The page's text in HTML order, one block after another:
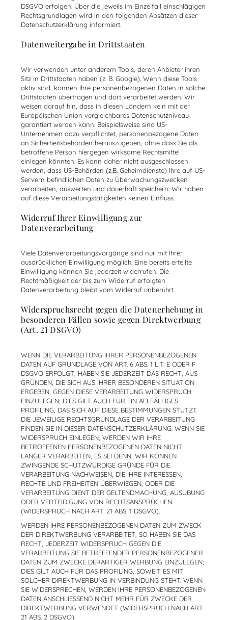
DSGVO erfolgen. Über die jeweils im Einzelfall einschlägigen
Rechtsgrundlagen wird in den folgenden Absätzen dieser
Datenschutzerklärung informiert.
Datenweitergabe in Drittstaaten
Wir verwenden unter anderem Tools, deren Anbieter ihren
Sitz in Drittstaaten haben (z. B. Google). Wenn diese Tools
aktiv sind, können Ihre personenbezogenen Daten in solche
Drittstaaten übertragen und dort verarbeitet werden. Wir
weisen darauf hin, dass in diesen Ländern kein mit der
Europäischen Union vergleichbares Datenschutzniveau
garantiert werden kann. Beispielsweise sind US-
Unternehmen dazu verpflichtet, personenbezogene Daten
an Sicherheitsbehörden herauszugeben, ohne dass Sie als
betroffene Person hiergegen wirksame Rechtsmittel
einlegen könnten. Es kann daher nicht ausgeschlossen
werden, dass US-Behörden (z.B. Geheimdienste) Ihre auf US-
Servern befindlichen Daten zu Überwachungszwecken
verarbeiten, auswerten und dauerhaft speichern. Wir haben
auf diese Verarbeitungstätigkeiten keinen Einfluss.
Widerruf Ihrer Einwilligung zur
Datenverarbeitung
Viele Datenverarbeitungsvorgänge sind nur mit Ihrer
ausdrücklichen Einwilligung möglich. Eine bereits erteilte
Einwilligung können Sie jederzeit widerrufen. Die
Rechtmäßigkeit der bis zum Widerruf erfolgten
Datenverarbeitung bleibt vom Widerruf unberührt.
Widerspruchsrecht gegen die Datenerhebung in
besonderen Fällen sowie gegen Direktwerbung
(Art. 21 DSGVO)
WENN DIE VERARBEITUNG IHRER PERSONENBEZOGENEN
DATEN AUF GRUNDLAGE VON ART. 6 ABS. 1 LIT. E ODER F
DSGVO ERFOLGT, HABEN SIE JEDERZEIT DAS RECHT, AUS
GRÜNDEN, DIE SICH AUS IHRER BESONDEREN SITUATION
ERGEBEN, GEGEN DIESE VERARBEITUNG WIDERSPRUCH
EINZULEGEN; DIES GILT AUCH FÜR EIN ALLFÄLLIGES
PROFILING, DAS SICH AUF DIESE BESTIMMUNGEN STÜTZT.
DIE JEWEILIGE RECHTSGRUNDLAGE DER VERARBEITUNG
FINDEN SIE IN DIESER DATENSCHUTZERKLÄRUNG. WENN SIE
WIDERSPRUCH EINLEGEN, WERDEN WIR IHRE
BETROFFENEN PERSONENBEZOGENEN DATEN NICHT
LÄNGER VERARBEITEN, ES SEI DENN, WIR KÖNNEN
ZWINGENDE SCHUTZWÜRDIGE GRÜNDE FÜR DIE
VERARBEITUNG NACHWEISEN, DIE IHRE INTERESSEN,
RECHTE UND FREIHEITEN ÜBERWIEGEN, ODER DIE
VERARBEITUNG DIENT DER GELTENDMACHUNG, AUSÜBUNG
ODER VERTEIDIGUNG VON RECHTSANSPRÜCHEN
(WIDERSPRUCH NACH ART. 21 ABS. 1 DSGVO).
WERDEN IHRE PERSONENBEZOGENEN DATEN ZUM ZWECK
DER DIREKTWERBUNG VERARBEITET, SO HABEN SIE DAS
RECHT, JEDERZEIT WIDERSPRUCH GEGEN DIE
VERARBEITUNG SIE BETREFFENDER PERSONENBEZOGENER
DATEN ZUM ZWECKE DERARTIGER WERBUNG EINZULEGEN;
DIES GILT AUCH FÜR DAS PROFILING, SOWEIT ES MIT
SOLCHER DIREKTWERBUNG IN VERBINDUNG STEHT. WENN
SIE WIDERSPRECHEN, WERDEN IHRE PERSONENBEZOGENEN
DATEN ANSCHLIESSEND NICHT MEHR FÜR ZWECKE DER
DIREKTWERBUNG VERWENDET (WIDERSPRUCH NACH ART.
21 ABS. 2 DSGVO).